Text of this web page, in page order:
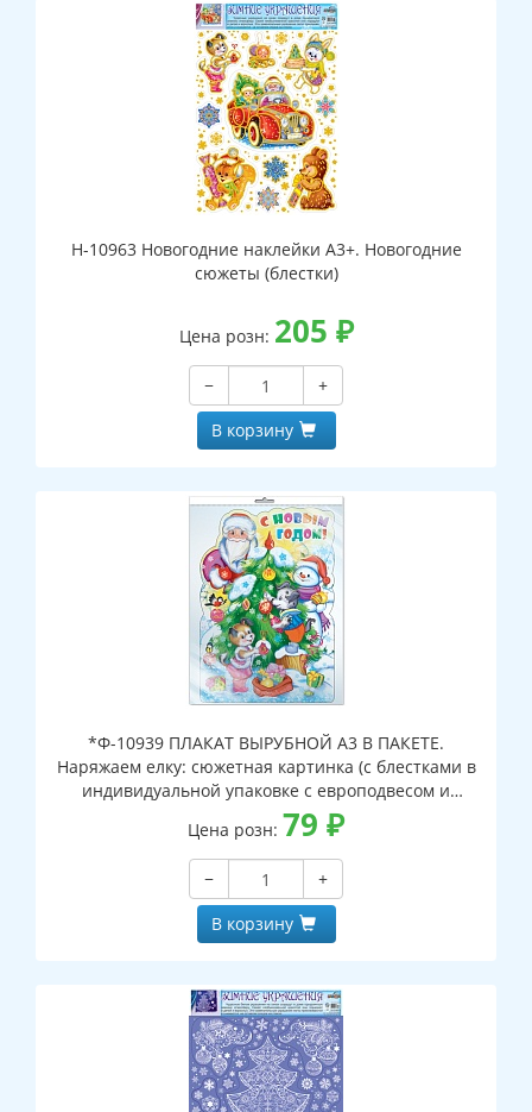
Н-10963 Новогодние наклейки А3+. Новогодние
сюжеты (блестки)
Цена розн: 205 ₽
−
+
В корзину
*Ф-10939 ПЛАКАТ ВЫРУБНОЙ А3 В ПАКЕТЕ.
Наряжаем елку: сюжетная картинка (с блестками в
индивидуальной упаковке с европодвесом и
клеевым клапаном)
Цена розн: 79 ₽
−
+
В корзину